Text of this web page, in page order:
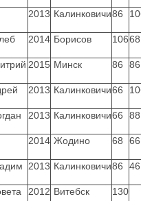
2013 Калинковичи86
2014 Борисов 10668
2015 Минск 86 86
2013 Калинковичи66
2013 Калинковичи66 88
2014 Жодино 68 66
2013 Калинковичи86 46
2012 Витебск 130